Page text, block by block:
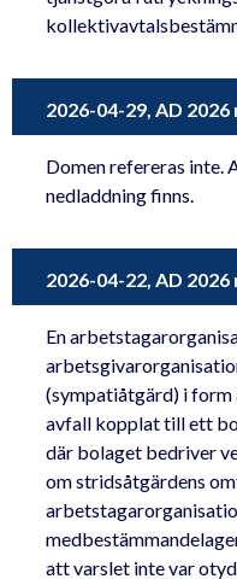
2026-04-29, AD 2026
Domen refereras inte.
nedladdning finns.
2026-04-22, AD 2026
En
(sympatiåtgärd) i form
avfall kopplat till ett
där bolaget bedriver
om stridsåtgärdens
att varslet inte var